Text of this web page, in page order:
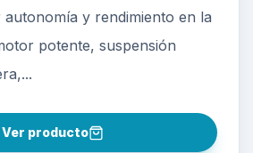
autonomía y rendimiento en la
potente, suspensión
Ver producto